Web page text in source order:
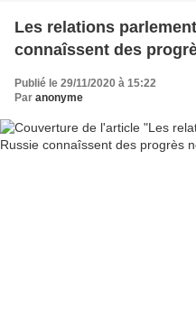
Les relations
connaîssent des
Publié le 29/11/2020 à 15:22
Par anonyme